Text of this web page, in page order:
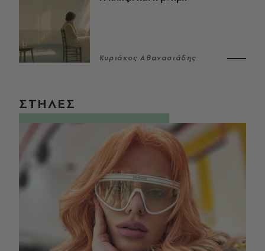
Κυριάκος Αθανασιάδης
ΣΤΗΛΕΣ